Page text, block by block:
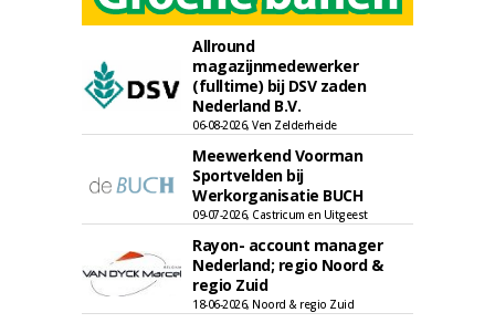
Allround
magazijnmedewerker
(fulltime) bij DSV zaden
Nederland B.V.
06-08-2026, Ven Zelderheide
Meewerkend Voorman
Sportvelden bij
Werkorganisatie BUCH
09-07-2026, Castricum en Uitgeest
Rayon- account manager
Nederland; regio Noord &
regio Zuid
18-06-2026, Noord & regio Zuid